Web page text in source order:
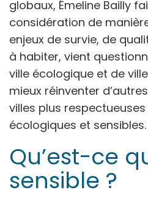
globaux, Émeline Bailly
considération de
enjeux de survie, de
à habiter, vient
ville écologique et de
mieux réinventer
villes plus
écologiques et sensibles.
Qu’est-ce
sensible ?